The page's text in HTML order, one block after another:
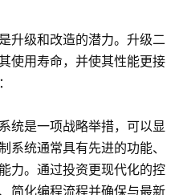
升级和改造的潜力。升级二
使用寿命，并使其性能更接
统是一项战略举措，可以显
系统通常具有先进的功能、
力。通过投资更现代化的控
简化编程流程并确保与最新